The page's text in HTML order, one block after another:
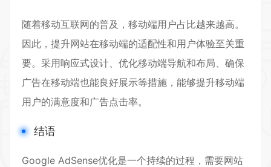
随着移动互联网的普及，移动端用户占比越来越高。
因此，提升网站在移动端的适配性和用户体验至关重
要。采用响应式设计、优化移动端导航和布局、确保
广告在移动端也能良好展示等措施，能够提升移动端
用户的满意度和广告点击率。
结语
Google AdSense优化是一个持续的过程，需要网站